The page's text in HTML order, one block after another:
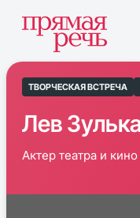
ТВОРЧЕСКАЯ ВСТРЕЧА
Лев
Актер театра и кино